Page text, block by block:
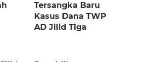
Tersangka Baru
Kasus Dana TWP
AD Jilid Tiga